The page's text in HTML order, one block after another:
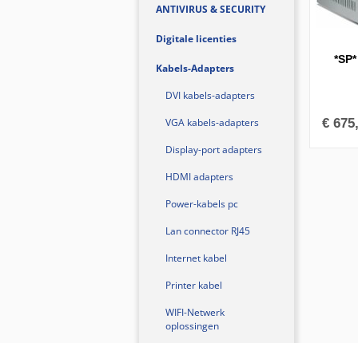
ANTIVIRUS & SECURITY
Digitale licenties
Kabels-Adapters
DVI kabels-adapters
VGA kabels-adapters
Display-port adapters
HDMI adapters
Power-kabels pc
Lan connector RJ45
Internet kabel
Printer kabel
WIFI-Netwerk
oplossingen
€